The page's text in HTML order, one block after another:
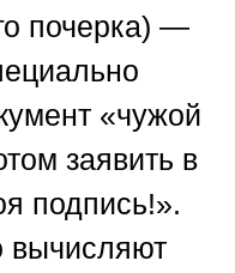
почерка) —
«чужой
заявить в
подпись!».
вычисляют